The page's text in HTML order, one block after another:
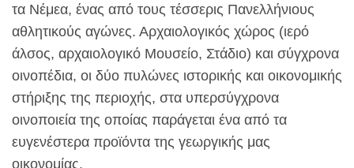
τα Νέμεα, ένας από τους τέσσερις Πανελλήνιους
αθλητικούς αγώνες. Αρχαιολογικός χώρος (ιερό
άλσος, αρχαιολογικό Μουσείο, Στάδιο) και σύγχρονα
οινοπέδια, οι δύο πυλώνες ιστορικής και οικονομικής
στήριξης της περιοχής, στα υπερσύγχρονα
οινοποιεία της οποίας παράγεται ένα από τα
ευγενέστερα προϊόντα της γεωργικής μας
οικονομίας.